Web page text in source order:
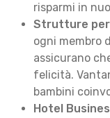
risparmi in
Strutture per
ogni membro
assicurano
felicità.
bambini
Hotel